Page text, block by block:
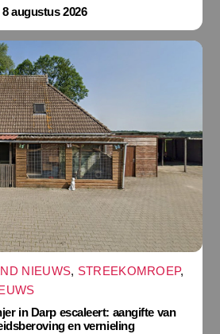
augustus 2026
NIEUWS, STREEKOMROEP,
in Darp escaleert: aangifte van
en vernieling